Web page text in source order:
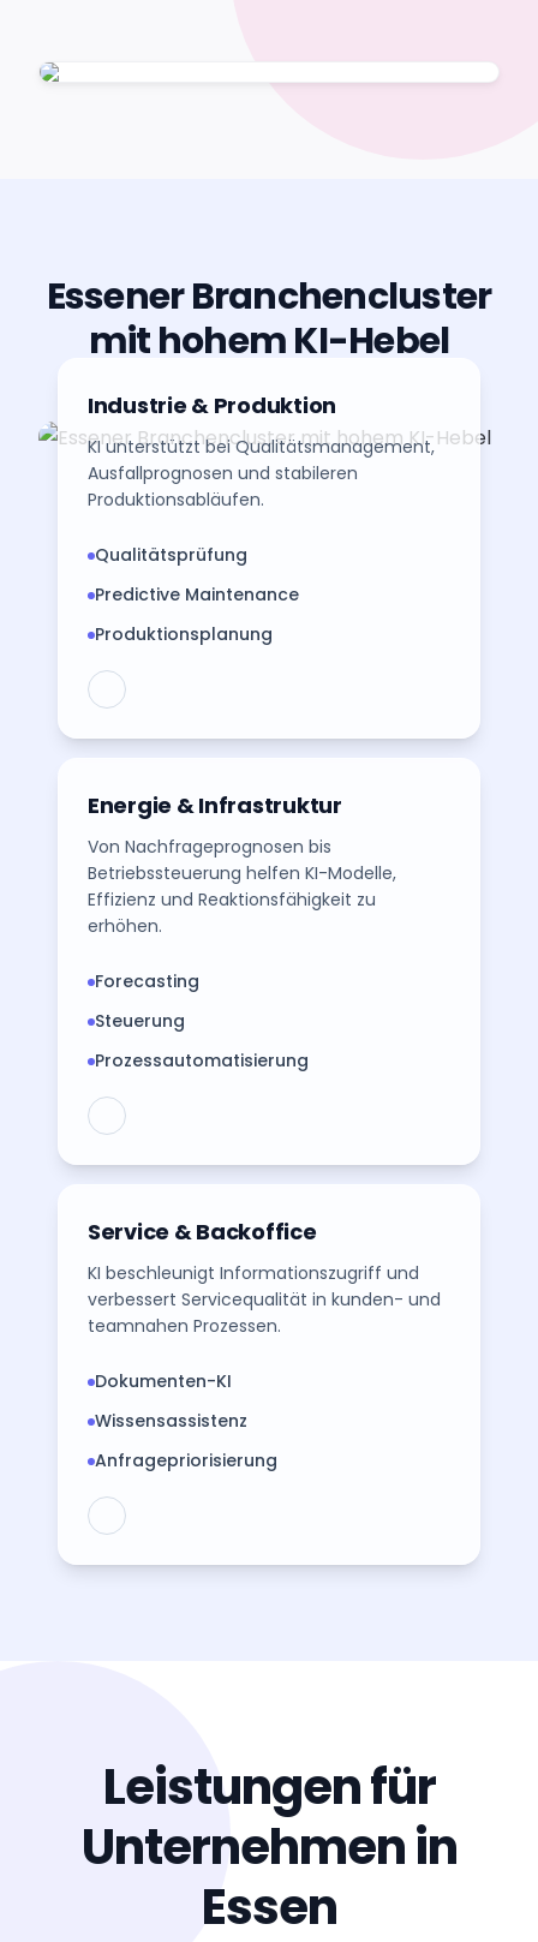
Essener Branchencluster
mit hohem KI-Hebel
Industrie & Produktion
KI unterstützt bei Qualitätsmanagement,
Ausfallprognosen und stabileren
Produktionsabläufen.
Qualitätsprüfung
Predictive Maintenance
Produktionsplanung
Energie & Infrastruktur
Von Nachfrageprognosen bis
Betriebssteuerung helfen KI-Modelle,
Effizienz und Reaktionsfähigkeit zu
erhöhen.
Forecasting
Steuerung
Prozessautomatisierung
Service & Backoffice
KI beschleunigt Informationszugriff und
verbessert Servicequalität in kunden- und
teamnahen Prozessen.
Dokumenten-KI
Wissensassistenz
Anfragepriorisierung
Leistungen für
Unternehmen in
Essen